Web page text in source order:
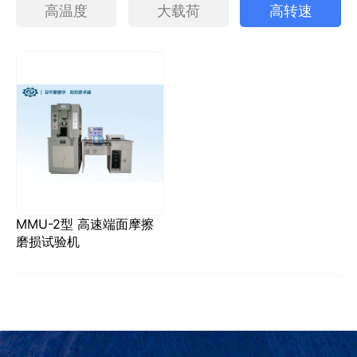
高温度 大载荷 高转速
MMU-2型 高速端面摩擦
磨损试验机